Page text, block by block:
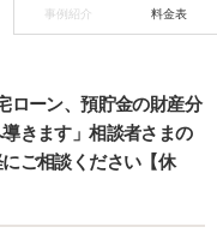
事例紹介 料金表
ローン、預貯金の財産分
きます」相談者さまの
ご相談ください【休